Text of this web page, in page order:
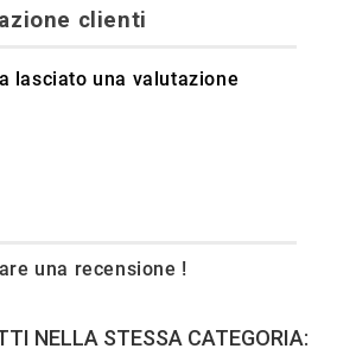
clienti
lasciato una valutazione
una recensione !
NELLA STESSA CATEGORIA: